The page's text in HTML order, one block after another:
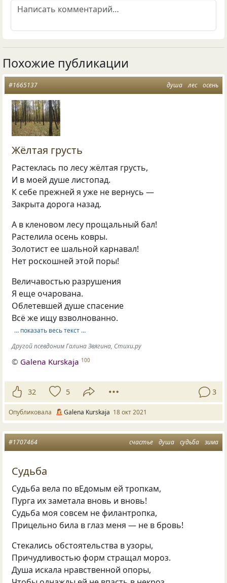
Похожие публикации
душа лес осень
#1665137
Жёлтая грусть
Растеклась по лесу жёлтая грусть,
И в моей душе листопад.
К себе прежней я уже не вернусь —
Закрыта дорога назад.
А в кленовом лесу прощальный бал!
Растелила осень ковры.
Золотист ее шальной карнавал!
Нет роскошней этой поры!
Величавостью разрушения
Я еще очарована.
Облетевшей душе спасение
Всё же ищу взволнованно.
… показать весь текст …
Другой псевдоним Галина Звягина, Стихи.ру
© Galena Kurskaja 100
32 5 3
Опубликовала Galena Kurskaja 18 окт 2021
счастье душа судьба зима
#1707464
Судьба
Судьба вела по вЕдомым ей тропкам,
Пурга их заметала вновь и вновь!
Судьба моя совсем не филантропка,
Прицельно била в глаз меня — не в бровь!
Стекались обстоятельства в узоры,
Причудливостью форм стращал мороз.
Душа искала нравственной опоры,